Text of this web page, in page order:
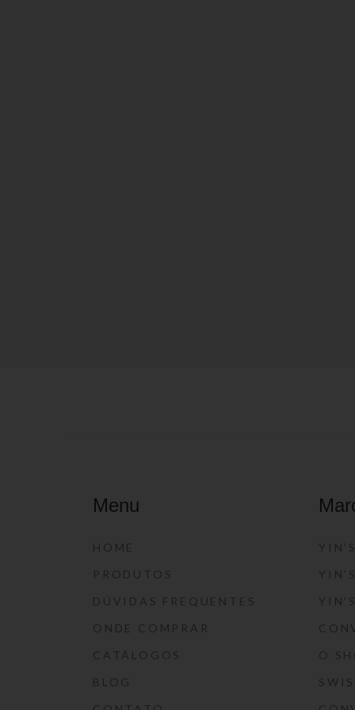
Menu
HOME
PRODUTOS
DÚVIDAS FREQUENTES
ONDE COMPRAR
CATÁLOGOS
BLOG
O